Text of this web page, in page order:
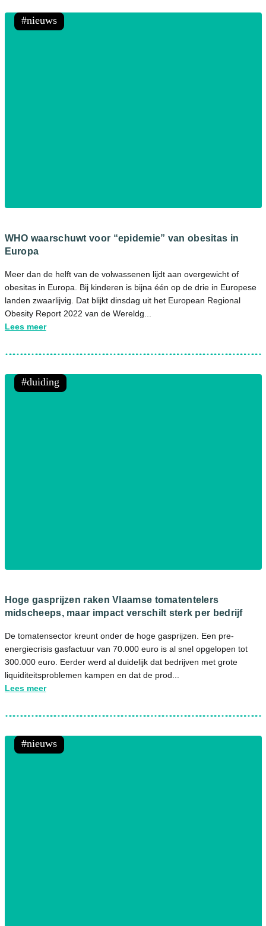
WHO waarschuwt voor “epidemie” van obesitas in
Europa
Meer dan de helft van de volwassenen lijdt aan overgewicht of
obesitas in Europa. Bij kinderen is bijna één op de drie in Europese
landen zwaarlijvig. Dat blijkt dinsdag uit het European Regional
Obesity Report 2022 van de Wereldg...
nieuws
Lees meer
Hoge gasprijzen raken Vlaamse tomatentelers
midscheeps, maar impact verschilt sterk per bedrijf
De tomatensector kreunt onder de hoge gasprijzen. Een pre-
energiecrisis gasfactuur van 70.000 euro is al snel opgelopen tot
300.000 euro. Eerder werd al duidelijk dat bedrijven met grote
liquiditeitsproblemen kampen en dat de prod...
duiding
Lees meer
nieuws